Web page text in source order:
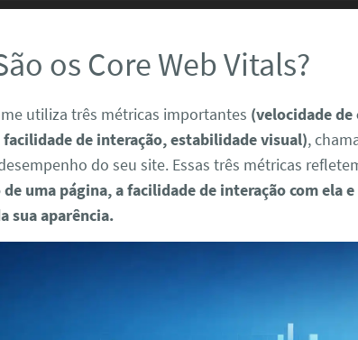
os Core Web Vitals?
utiliza três métricas importantes (velocidade
facilidade de interação, estabilidade visual),
do seu site. Essas três métricas
uma página, a facilidade de interação com ela
sua aparência.